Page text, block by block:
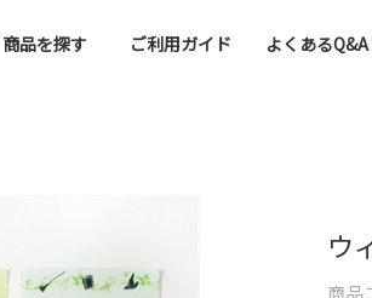
商品を探す ご利用ガイド よくあるQ&A
ウ
商品